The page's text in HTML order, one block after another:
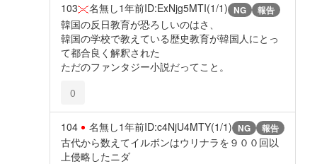
103 名無し1年前ID:ExNjg5MTI(1/1) NG 報告
韓国の反日教育が恐ろしいのはさ、
韓国の学校で教えている歴史教育が韓国人にとっ
て都合良く解釈された
ただのファンタジー小説だってこと。
0
104 名無し1年前ID:c4NjU4MTY(1/1) NG 報告
古代から数えてイルボンはウリナラを９００回以
上侵略したニダ